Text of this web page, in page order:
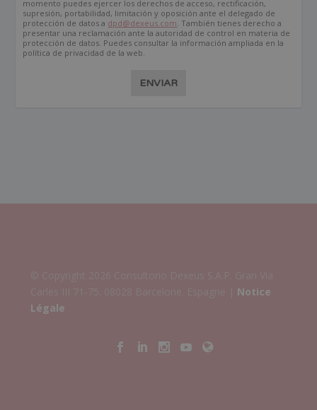
momento puedes ejercer los derechos de acceso, rectificación,
supresión, portabilidad, limitación y oposición ante el delegado de
protección de datos a dpd@dexeus.com . También tienes derecho a
presentar una reclamación ante la autoridad de control en materia de
protección de datos. Puedes consultar la información ampliada en la
política de privacidad de la web.
ENVIAR
Notice
Légale